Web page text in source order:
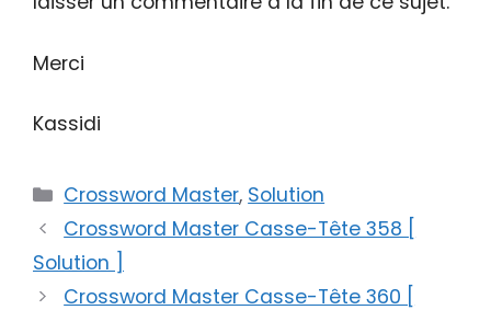
Merci
Kassidi
Catégories
Crossword Master, Solution
Crossword Master Casse-Tête 358 [
Solution ]
Crossword Master Casse-Tête 360 [